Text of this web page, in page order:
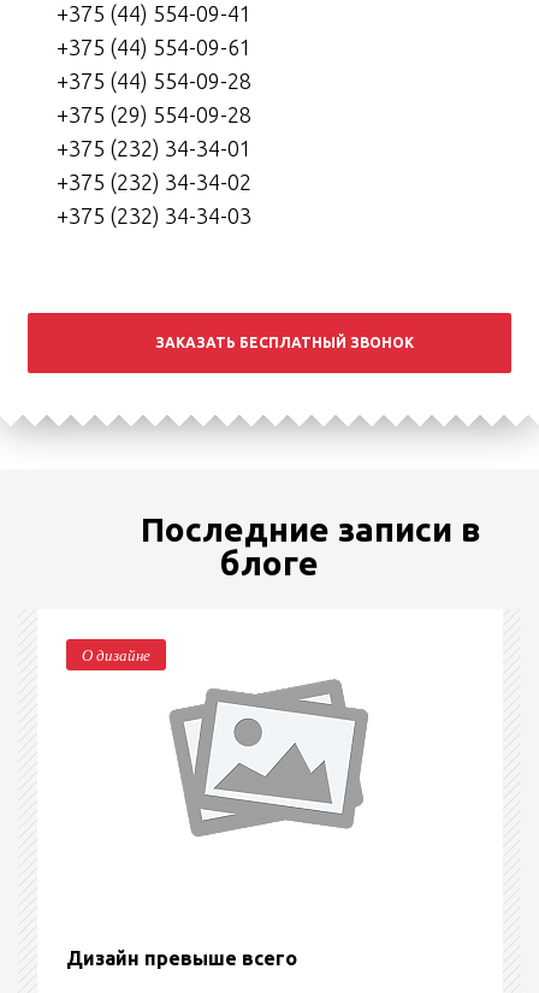
+375 (44) 554-09-41
+375 (44) 554-09-61
+375 (44) 554-09-28
+375 (29) 554-09-28
+375 (232) 34-34-01
+375 (232) 34-34-02
+375 (232) 34-34-03
ЗАКАЗАТЬ БЕСПЛАТНЫЙ ЗВОНОК
Последние записи в
блоге
О дизайне
Дизайн превыше всего